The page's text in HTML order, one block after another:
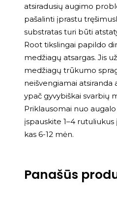
atsiradusių augimo
pašalinti įprastu
substratas turi būti
Root tikslingai papildo
medžiagų atsargas. Jis
medžiagų trūkumo
neišvengiamai atsiranda
ypač gyvybiškai svarbių
Priklausomai nuo
įspauskite 1–4
kas 6-12 mėn.
Panašūs